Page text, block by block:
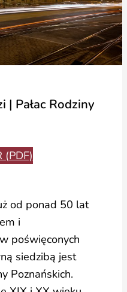
| Pałac Rodziny
(PDF)
od ponad 50 lat
i
poświęconych
siedzibą jest
Poznańskich.